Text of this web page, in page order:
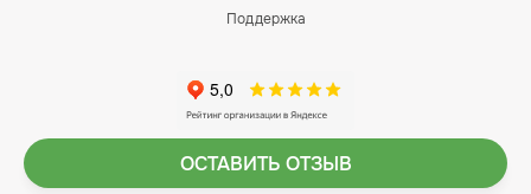
Поддержка
ОСТАВИТЬ ОТЗЫВ